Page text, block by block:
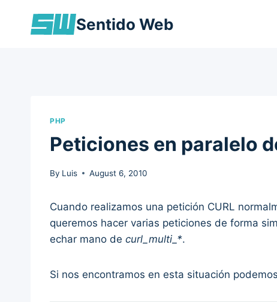
Sentido Web
PHP
Peticiones en paralelo
By Luis August 6, 2010
Cuando realizamos una petición CURL
queremos hacer varias peticiones de forma
echar mano de curl_multi_*.
Si nos encontramos en esta situación